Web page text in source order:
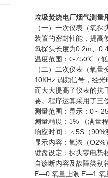
垃圾焚烧电厂烟气测量
（一）一次仪表（氧
装置的密封性能，提高
氧探头长度为0.2m、
温度范围：0-750℃（
（二）二次仪表（氧
10KHz 调频信号，经
而大大提高了仪表的抗
要。程序运算采用了三
测量范围：显示：0～
测量精度：3% （满量
响应时间：＜5S（90%
显示内容：氧浓（
键盘设定：探头零电势
自诊断内容及故障类别
E—0 氧量上限 E—1 氧